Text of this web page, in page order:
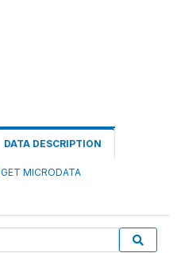
DATA DESCRIPTION
GET MICRODATA